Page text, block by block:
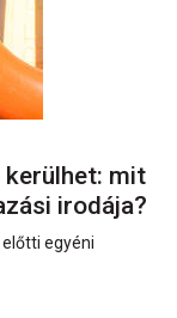
kerülhet: mit
irodája?
egyéni